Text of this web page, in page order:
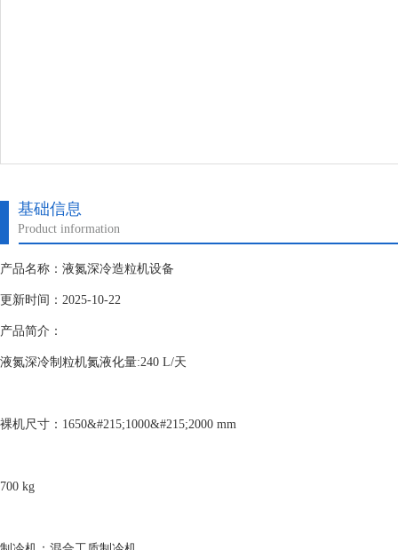
基础信息
Product information
产品名称：液氮深冷造粒机设备
更新时间：2025-10-22
产品简介：
液氮深冷制粒机氮液化量:240 L/天
裸机尺寸：1650&#215;1000&#215;2000 mm
700 kg